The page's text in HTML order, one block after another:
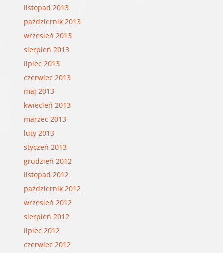
listopad 2013
październik 2013
wrzesień 2013
sierpień 2013
lipiec 2013
czerwiec 2013
maj 2013
kwiecień 2013
marzec 2013
luty 2013
styczeń 2013
grudzień 2012
listopad 2012
październik 2012
wrzesień 2012
sierpień 2012
lipiec 2012
czerwiec 2012